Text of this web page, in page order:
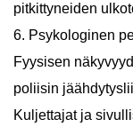
pitkittyneiden
6. Psykologinen
Fyysisen
poliisin
Kuljettajat ja